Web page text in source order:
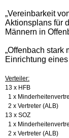
„Vereinbarkeit
Aktionsplans für
Männern in
„Offenbach stark
Einrichtung
Verteiler:
13 x HFB
1 x
2 x Vertreter (ALB)
13 x SOZ
1 x
2 x Vertreter (ALB)